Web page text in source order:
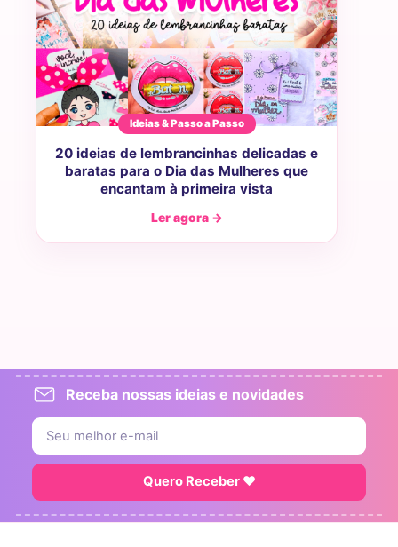
Ideias & Passo a Passo
20 ideias de lembrancinhas delicadas e
baratas para o Dia das Mulheres que
encantam à primeira vista
Ler agora →
Receba nossas ideias e novidades
Quero Receber ♥